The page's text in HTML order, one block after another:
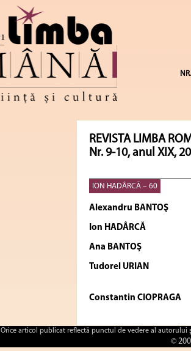
REVISTA LIMBA
Nr. 9-10, anul XIX,
ION HADÂRCĂ – 60
Alexandru BANTOŞ
Ion HADÂRCĂ
Ana BANTOŞ
Tudorel URIAN
Constantin CIOPRAGA
Orice articol publicat reflectă punctul de vedere al autorului
©